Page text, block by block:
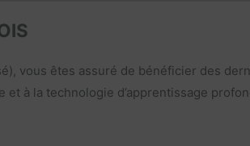
vous êtes assuré de bénéficier des
à la technologie d’apprentissage